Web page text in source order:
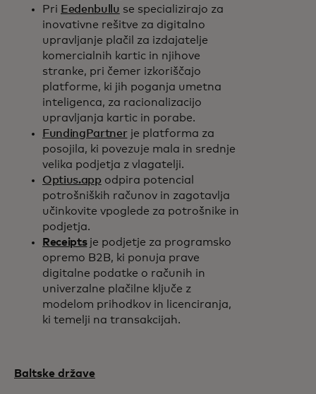
Pri Eedenbullu se specializirajo za
inovativne rešitve za digitalno
upravljanje plačil za izdajatelje
komercialnih kartic in njihove
stranke, pri čemer izkoriščajo
platforme, ki jih poganja umetna
inteligenca, za racionalizacijo
upravljanja kartic in porabe.
FundingPartner je platforma za
posojila, ki povezuje mala in srednje
velika podjetja z vlagatelji.
Optius.app odpira potencial
potrošniških računov in zagotavlja
učinkovite vpoglede za potrošnike in
podjetja.
Receiptsje podjetje za programsko
opremo B2B, ki ponuja prave
digitalne podatke o računih in
univerzalne plačilne ključe z
modelom prihodkov in licenciranja,
ki temelji na transakcijah.
Baltske države